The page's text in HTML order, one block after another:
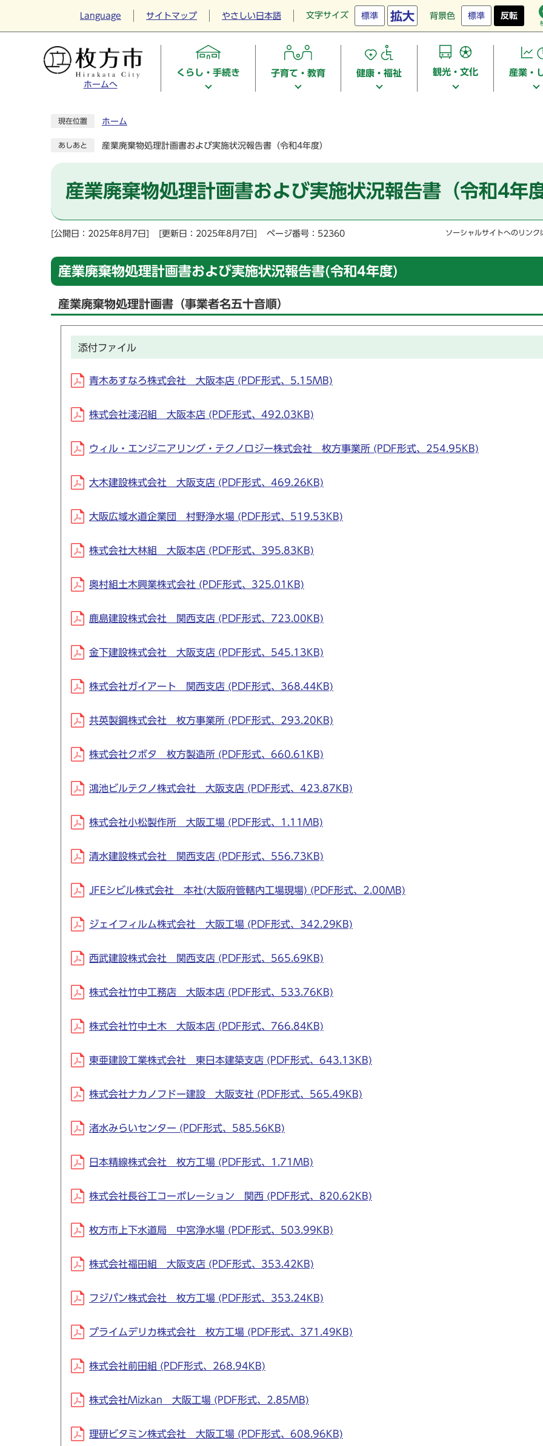
Language サイトマップ やさしい日本語 文字サイズ 標準 拡大 背景色 標準 反転
ホームへ
くらし・手続き 子育て・教育 健康・福祉 観光・文化 産業・
現在位置 ホーム
あしあと 産業廃棄物処理計画書および実施状況報告書（令和4年度）
産業廃棄物処理計画書および実施状況報告書（令和4年度
[公開日：2025年8月7日] [更新日：2025年8月7日] ページ番号：52360 ソーシャルサイトへのリンク
産業廃棄物処理計画書および実施状況報告書(令和4年度)
産業廃棄物処理計画書（事業者名五十音順）
添付ファイル
青木あすなろ株式会社 大阪本店 (PDF形式、5.15MB)
株式会社淺沼組 大阪本店 (PDF形式、492.03KB)
ウィル・エンジニアリング・テクノロジー株式会社 枚方事業所 (PDF形式、254.95KB)
大木建設株式会社 大阪支店 (PDF形式、469.26KB)
大阪広域水道企業団 村野浄水場 (PDF形式、519.53KB)
株式会社大林組 大阪本店 (PDF形式、395.83KB)
奥村組土木興業株式会社 (PDF形式、325.01KB)
鹿島建設株式会社 関西支店 (PDF形式、723.00KB)
金下建設株式会社 大阪支店 (PDF形式、545.13KB)
株式会社ガイアート 関西支店 (PDF形式、368.44KB)
共英製鋼株式会社 枚方事業所 (PDF形式、293.20KB)
株式会社クボタ 枚方製造所 (PDF形式、660.61KB)
鴻池ビルテクノ株式会社 大阪支店 (PDF形式、423.87KB)
株式会社小松製作所 大阪工場 (PDF形式、1.11MB)
清水建設株式会社 関西支店 (PDF形式、556.73KB)
JFEシビル株式会社 本社(大阪府管轄内工場現場) (PDF形式、2.00MB)
ジェイフィルム株式会社 大阪工場 (PDF形式、342.29KB)
西武建設株式会社 関西支店 (PDF形式、565.69KB)
株式会社竹中工務店 大阪本店 (PDF形式、533.76KB)
株式会社竹中土木 大阪本店 (PDF形式、766.84KB)
東亜建設工業株式会社 東日本建築支店 (PDF形式、643.13KB)
株式会社ナカノフドー建設 大阪支社 (PDF形式、565.49KB)
渚水みらいセンター (PDF形式、585.56KB)
日本精線株式会社 枚方工場 (PDF形式、1.71MB)
株式会社長谷工コーポレーション 関西 (PDF形式、820.62KB)
枚方市上下水道局 中宮浄水場 (PDF形式、503.99KB)
株式会社福田組 大阪支店 (PDF形式、353.42KB)
フジパン株式会社 枚方工場 (PDF形式、353.24KB)
プライムデリカ株式会社 枚方工場 (PDF形式、371.49KB)
株式会社前田組 (PDF形式、268.94KB)
株式会社Mizkan 大阪工場 (PDF形式、2.85MB)
理研ビタミン株式会社 大阪工場 (PDF形式、608.96KB)